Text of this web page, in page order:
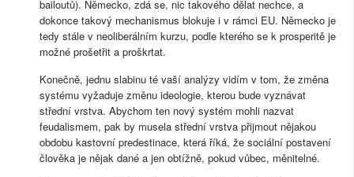
bailoutů). Německo, zdá se, nic takového dělat nechce, a
dokonce takový mechanismus blokuje i v rámci EU. Německo je
tedy stále v neoliberálním kurzu, podle kterého se k prosperitě je
možné prošetřit a proškrtat.
Konečně, jednu slabinu té vaší analýzy vidím v tom, že změna
systému vyžaduje změnu ideologie, kterou bude vyznávat
střední vrstva. Abychom ten nový systém mohli nazvat
feudalismem, pak by musela střední vrstva přijmout nějakou
obdobu kastovní predestinace, která říká, že sociální postavení
člověka je nějak dané a jen obtížně, pokud vůbec, měnitelné.